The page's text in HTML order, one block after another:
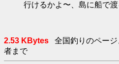
行けるかよ〜、島に船で渡
2.53 KBytes
全国釣りのペー
者まで